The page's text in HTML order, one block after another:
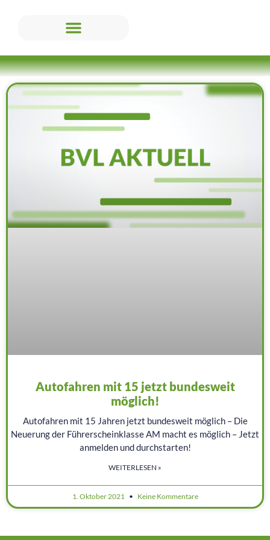
Autofahren mit 15 jetzt bundesweit
möglich!
Autofahren mit 15 Jahren jetzt bundesweit möglich – Die
Neuerung der Führerscheinklasse AM macht es möglich – Jetzt
anmelden und durchstarten!
WEITERLESEN »
1. Oktober 2021 Keine Kommentare